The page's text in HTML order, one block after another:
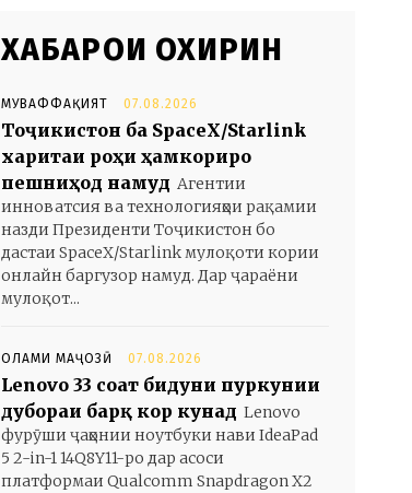
ХАБАРҲОИ ОХИРИН
МУВАФФАҚИЯТ 07.08.2026
Тоҷикистон ба SpaceX/Starlink
харитаи роҳи ҳамкориро
пешниҳод намуд Агентии
инноватсия ва технологияҳои рақамии
назди Президенти Тоҷикистон бо
дастаи SpaceX/Starlink мулоқоти кории
онлайн баргузор намуд. Дар ҷараёни
мулоқот...
ОЛАМИ МАҶОЗӢ 07.08.2026
Lenovo 33 соат бидуни пуркунии
дубораи барқ кор кунад Lenovo
фурӯши ҷаҳонии ноутбуки нави IdeaPad
5 2-in-1 14Q8Y11-ро дар асоси
платформаи Qualcomm Snapdragon X2